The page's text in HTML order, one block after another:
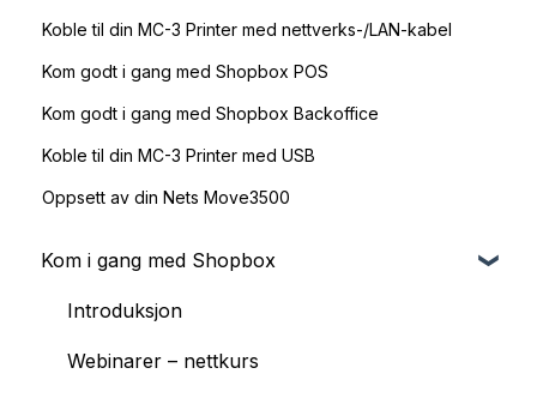
Koble til din MC-3 Printer med nettverks-/LAN-kabel
Kom godt i gang med Shopbox POS
Kom godt i gang med Shopbox Backoffice
Koble til din MC-3 Printer med USB
Oppsett av din Nets Move3500
Kom i gang med Shopbox
Introduksjon
Webinarer – nettkurs